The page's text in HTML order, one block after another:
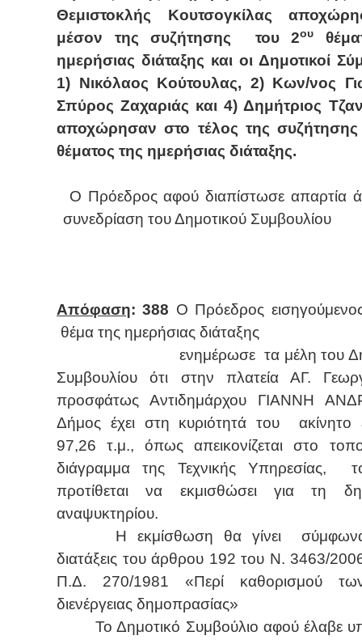
Θεμιστοκλής Κουτσογκίλας
μέσον της συζήτησης
του 2ου
ημερήσιας διάταξης και οι Δημοτικοί
1) Νικόλαος Κούτουλας, 2) Κων/νος
Σπύρος Ζαχαριάς και 4) Δημήτριος
αποχώρησαν στο τέλος της
θέματος της ημερήσιας διάταξης.
Ο Πρόεδρος αφού διαπίστωσε απαρτία
συνεδρίαση του Δημοτικού Συμβουλίου
Απόφαση: 388 Ο Πρόεδρος
θέμα της ημερήσιας διάταξης
ενημέρωσε τα μέλη του
Συμβουλίου ότι στην πλατεία ΑΓ.
προσφάτως Αντιδημάρχου ΓΙΑΝΝΗ
Δήμος έχει στη κυριότητά του
ακίνητο
97,26 τ.μ., όπως απεικονίζεται στο
διάγραμμα της Τεχνικής Υπηρεσίας,
προτίθεται να εκμισθώσει για τη
αναψυκτηρίου.
Η εκμίσθωση θα γίνει
διατάξεις του άρθρου 192 του Ν. 3463/
Π.Δ. 270/1981 «Περί καθορισμού
διενέργειας δημοπρασίας»
Το Δημοτικό Συμβούλιο αφού έλαβε